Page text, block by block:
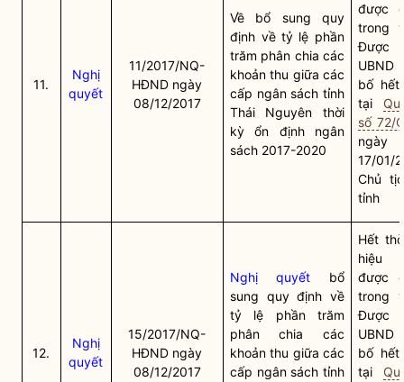
11.
Nghị
quyết
11/2017/NQ-
HĐND ngày
08/12/2017
Về bổ sung quy
định về tỷ lệ phần
trăm phân chia các
khoản thu giữa các
cấp ngân sách tỉnh
Thái Nguyên thời
kỳ ổn định ngân
sách 2017-2020
được
trong
Được
UBND
bố hết
tại
số 72/
ngày
17/01/
Chủ
tỉnh
12.
Nghị
quyết
15/2017/NQ-
HĐND ngày
08/12/2017
Nghị quyết bổ
sung quy định về
tỷ lệ phần trăm
phân chia các
khoản thu giữa các
cấp ngân sách tỉnh
Hết
hiệu
được
trong
Được
UBND
bố hết
tại